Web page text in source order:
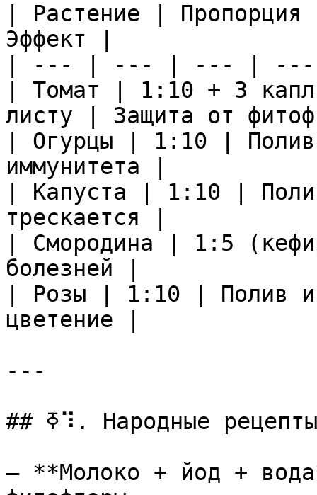
| Растение |
Эффект |
| --- | --- | --- |
| Томат | 1:10 + 3
листу | Защита от
| Огурцы | 1:10 | Полив
иммунитета |
| Капуста | 1:10 |
трескается |
| Смородина | 1:5
болезней |
| Розы | 1:10 | Полив и
цветение |
---
## ߧ⠹. Народные рецепты с молоком
— **Молоко + йод +